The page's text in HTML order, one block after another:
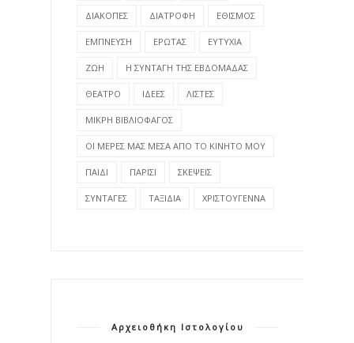
ΔΙΑΚΟΠΕΣ ΔΙΑΤΡΟΦΗ ΕΘΙΣΜΟΣ
ΕΜΠΝΕΥΣΗ ΕΡΩΤΑΣ ΕΥΤΥΧΙΑ
ΖΩΗ Η ΣΥΝΤΑΓΗ ΤΗΣ ΕΒΔΟΜΑΔΑΣ
ΘΕΑΤΡΟ ΙΔΕΕΣ ΛΙΣΤΕΣ
ΜΙΚΡΗ ΒΙΒΛΙΟΦΑΓΟΣ
ΟΙ ΜΕΡΕΣ ΜΑΣ ΜΕΣΑ ΑΠΟ ΤΟ ΚΙΝΗΤΟ ΜΟΥ
ΠΑΙΔΙ ΠΑΡΙΣΙ ΣΚΕΨΕΙΣ
ΣΥΝΤΑΓΕΣ ΤΑΞΙΔΙΑ ΧΡΙΣΤΟΥΓΕΝΝΑ
Αρχειοθήκη Ιστολογίου